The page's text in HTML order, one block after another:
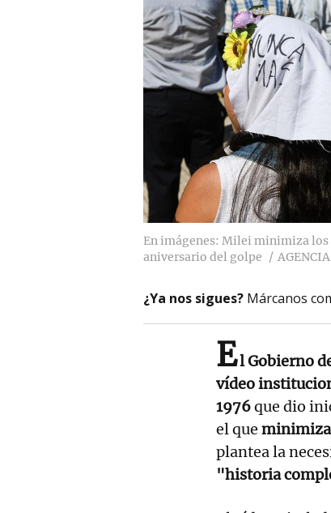
En imágenes: Milei minimiza los
aniversario del golpe
¿Ya nos sigues? Márcanos
El Gobierno
vídeo
1976que dio
el que minimiza
plantea la
"historia